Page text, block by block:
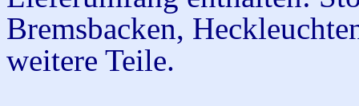
Bremsbacken,
weitere Teile.